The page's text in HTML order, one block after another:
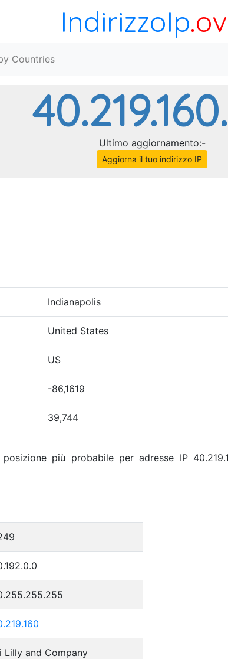
IndirizzoIp
Countries
Ultimo aggiornamento:-
Aggiorna il tuo indirizzo IP
Indianapolis
United States
US
-86,1619
39,744
più probabile per adresse IP
Lilly and Company